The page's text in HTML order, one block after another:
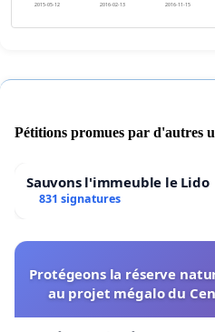
2015-05-12 2016-02-13 2016-11-15
Pétitions promues par d'autres
Sauvons l'immeuble le Lido
831 signatures
Protégeons la réserve
au projet mégalo du